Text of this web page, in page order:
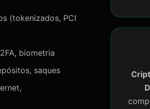
(tokenizados, PCI
biometria
saques